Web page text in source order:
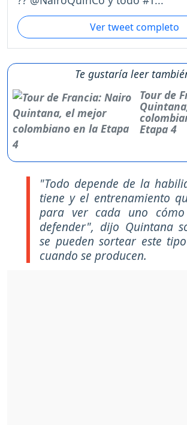
Ver tweet completo
Te gustaría leer
Tour de
Etapa 4
"Todo depende de la
tiene y el entrenamiento
para ver cada uno
defender", dijo Quintana
se pueden sortear este
cuando se producen.